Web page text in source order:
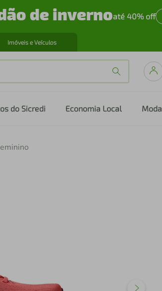
de invernoaté 40% off
Imóveis e Veículos
do Sicredi Economia Local Moda